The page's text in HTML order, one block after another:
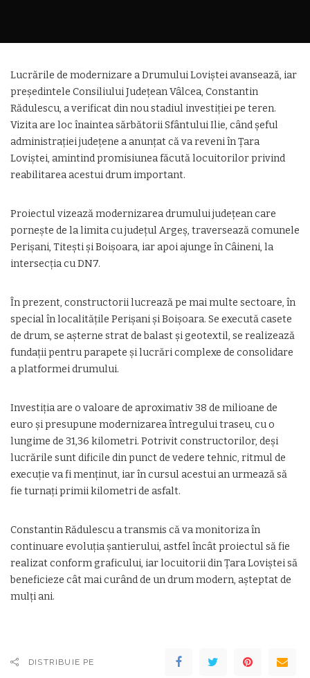
Lucrările de modernizare a Drumului Loviștei avansează, iar
președintele Consiliului Județean Vâlcea, Constantin
Rădulescu, a verificat din nou stadiul investiției pe teren.
Vizita are loc înaintea sărbătorii Sfântului Ilie, când șeful
administrației județene a anunțat că va reveni în Țara
Loviștei, amintind promisiunea făcută locuitorilor privind
reabilitarea acestui drum important.
Proiectul vizează modernizarea drumului județean care
pornește de la limita cu județul Argeș, traversează comunele
Perișani, Titești și Boișoara, iar apoi ajunge în Câineni, la
intersecția cu DN7.
În prezent, constructorii lucrează pe mai multe sectoare, în
special în localitățile Perișani și Boișoara. Se execută casete
de drum, se așterne strat de balast și geotextil, se realizează
fundații pentru parapete și lucrări complexe de consolidare
a platformei drumului.
Investiția are o valoare de aproximativ 38 de milioane de
euro și presupune modernizarea întregului traseu, cu o
lungime de 31,36 kilometri. Potrivit constructorilor, deși
lucrările sunt dificile din punct de vedere tehnic, ritmul de
execuție va fi menținut, iar în cursul acestui an urmează să
fie turnați primii kilometri de asfalt.
Constantin Rădulescu a transmis că va monitoriza în
continuare evoluția șantierului, astfel încât proiectul să fie
realizat conform graficului, iar locuitorii din Țara Loviștei să
beneficieze cât mai curând de un drum modern, așteptat de
mulți ani.
DISTRIBUIE PE